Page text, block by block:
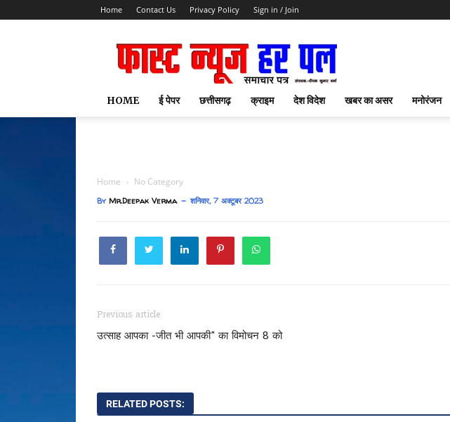
Home Contact Us Privacy Policy Sign in / Join
HOME ई पेपर छत्तीसगढ़ क्राइम देश विदेश खबर का असर मनोरंजन
Home No Category
By Mr.Deepak Verma शनिवार, 7 अक्टूबर 2023
Previous article
उत्साह आपका -जीत भी आपकी" का विमोचन 8 को
RELATED POSTS: